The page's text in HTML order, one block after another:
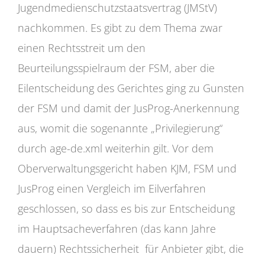
Jugendmedienschutzstaatsvertrag (JMStV)
nachkommen. Es gibt zu dem Thema zwar
einen Rechtsstreit um den
Beurteilungsspielraum der FSM, aber die
Eilentscheidung des Gerichtes ging zu Gunsten
der FSM und damit der JusProg-Anerkennung
aus, womit die sogenannte „Privilegierung“
durch age-de.xml weiterhin gilt. Vor dem
Oberverwaltungsgericht haben KJM, FSM und
JusProg einen Vergleich im Eilverfahren
geschlossen, so dass es bis zur Entscheidung
im Hauptsacheverfahren (das kann Jahre
dauern) Rechtssicherheit für Anbieter gibt, die